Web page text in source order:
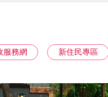
服務網 新住民專區